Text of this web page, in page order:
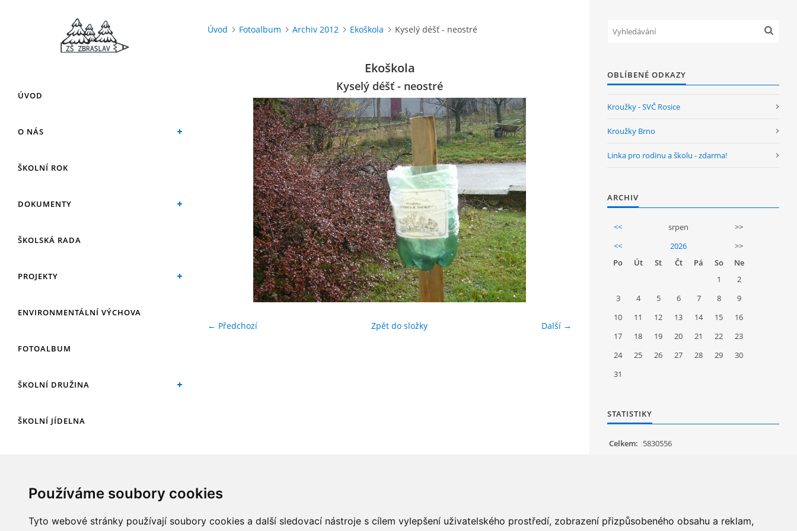
Používáme soubory cookies
Tyto webové stránky používají soubory cookies a další sledovací nástroje s cílem vylepšení uživatelského prostředí, zobrazení přizpůsobeného obsahu a reklam,
ÚVOD
O NÁS
ŠKOLNÍ ROK
DOKUMENTY
ŠKOLSKÁ RADA
PROJEKTY
ENVIRONMENTÁLNÍ VÝCHOVA
FOTOALBUM
ŠKOLNÍ DRUŽINA
ŠKOLNÍ JÍDELNA
KROUŽKY
Úvod Fotoalbum Archiv 2012 Ekoškola Kyselý déšť - neostré
Ekoškola
Kyselý déšť - neostré
← Předchozí Další →
Zpět do složky
OBLÍBENÉ ODKAZY
Kroužky - SVČ Rosice
Kroužky Brno
Linka pro rodinu a školu - zdarma!
ARCHIV
<< srpen
>>
<<
2026
>>
Po
Út St Čt Pá So
Ne
1
2
3
4 5 6 7 8
9
10
11 12 13 14 15
16
17
18 19 20 21 22
23
24
25 26 27 28 29
30
31
STATISTIKY
Celkem: 5830556